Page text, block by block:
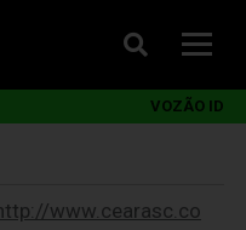
VOZÃO ID
www.cearasc.co